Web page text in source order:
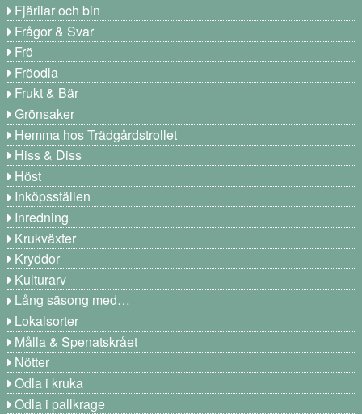
Fjärilar och bin
Frågor & Svar
Frö
Fröodla
Frukt & Bär
Grönsaker
Hemma hos Trädgårdstrollet
Hiss & Diss
Höst
Inköpsställen
Inredning
Krukväxter
Kryddor
Kulturarv
Lång säsong med…
Lokalsorter
Målla & Spenatskrået
Nötter
Odla i kruka
Odla i pallkrage